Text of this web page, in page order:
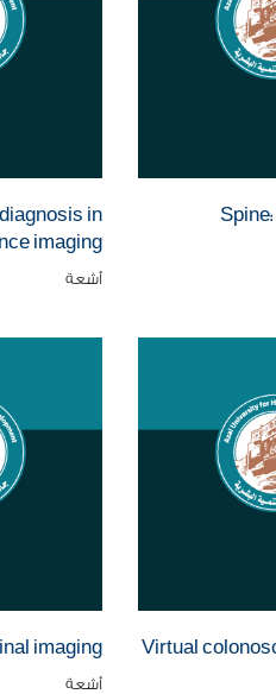
Spine:
in
imaging
أشعة
Virtual
imaging
أشعة